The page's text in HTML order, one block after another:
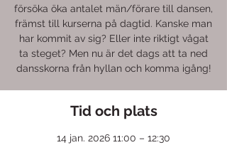
försöka öka antalet män/förare till dansen,
främst till kurserna på dagtid. Kanske man
har kommit av sig? Eller inte riktigt vågat
ta steget? Men nu är det dags att ta ned
dansskorna från hyllan och komma igång!
Tid och plats
14 jan. 2026 11:00 – 12:30